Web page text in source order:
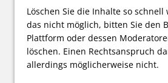
Löschen Sie die Inhalte so schnell
das nicht möglich, bitten Sie den
Plattform oder dessen
löschen. Einen Rechtsanspruch
allerdings möglicherweise nicht.